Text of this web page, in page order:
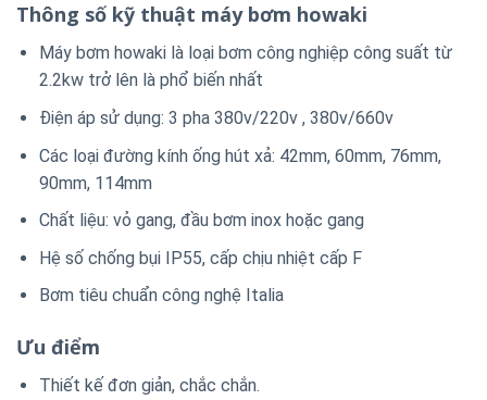
Thông số kỹ thuật máy bơm howaki
Máy bơm howaki là loại bơm công nghiệp công suất từ
2.2kw trở lên là phổ biến nhất
Điện áp sử dụng: 3 pha 380v/220v , 380v/660v
Các loại đường kính ống hút xả: 42mm, 60mm, 76mm,
90mm, 114mm
Chất liệu: vỏ gang, đầu bơm inox hoặc gang
Hệ số chống bụi IP55, cấp chịu nhiệt cấp F
Bơm tiêu chuẩn công nghệ Italia
Ưu điểm
Thiết kế đơn giản, chắc chắn.